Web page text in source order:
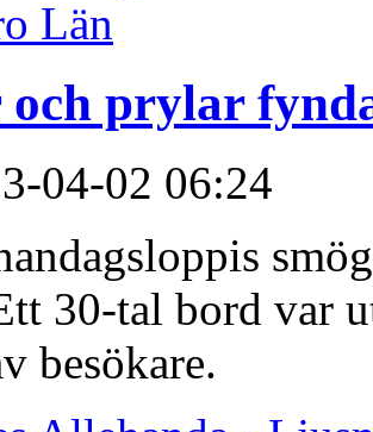
Län
prylar
04-02 06:24
30-tal bord var
besökare.